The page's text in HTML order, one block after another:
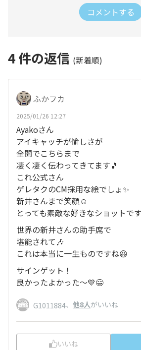
コメントする
4件の返信 (新着順)
ふかフカ
2025/01/26 12:27
Ayakoさん
アイキャッチが愉しさが
全開でこちらまで
凄く凄く伝わってきてます🎵
これ公式さん
ゲレタクのCM採用な絵でしょ✨
新井さんまで笑顔☺️
とっても素敵な好きなショットで
世界の新井さんの助手席で
堪能されて🎶
これは本当に一生ものですね😆
サインゲット！
良かったよかった～💙😄
G1011884、 他8人がいいね
いいね